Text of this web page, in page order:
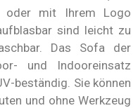
oder mit Ihrem Logo
sind leicht zu
Das Sofa der
und Indooreinsatz
beständig. Sie können
und ohne Werkzeug